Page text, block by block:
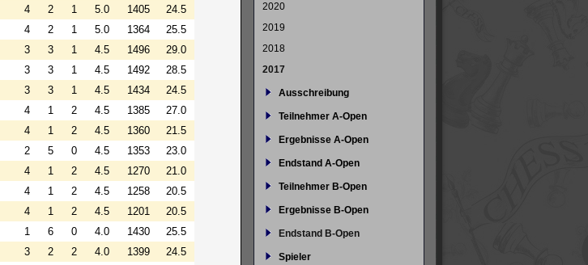
4 2 1 5.0 1405
24.5
4 2 1 5.0 1364
25.5
3 3 1 4.5 1496
29.0
3 3 1 4.5 1492
28.5
3 3 1 4.5 1434
24.5
4 1 2 4.5 1385
27.0
4 1 2 4.5 1360
21.5
2 5 0 4.5 1353
23.0
4 1 2 4.5 1270
21.0
4 1 2 4.5 1258
20.5
4 1 2 4.5 1201
20.5
1 6 0 4.0 1430
25.5
3 2 2 4.0 1399
24.5
2020
2019
2018
2017
Ausschreibung
Teilnehmer A-Open
Ergebnisse A-Open
Endstand A-Open
Teilnehmer B-Open
Ergebnisse B-Open
Endstand B-Open
Spieler